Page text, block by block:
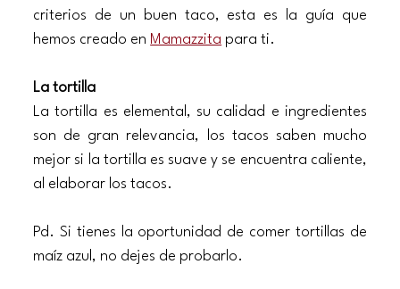
criterios de un buen taco, esta es la guía que
hemos creado en Mamazzita para ti.
La tortilla
La tortilla es elemental, su calidad e ingredientes
son de gran relevancia, los tacos saben mucho
mejor si la tortilla es suave y se encuentra caliente,
al elaborar los tacos.
Pd. Si tienes la oportunidad de comer tortillas de
maíz azul, no dejes de probarlo.